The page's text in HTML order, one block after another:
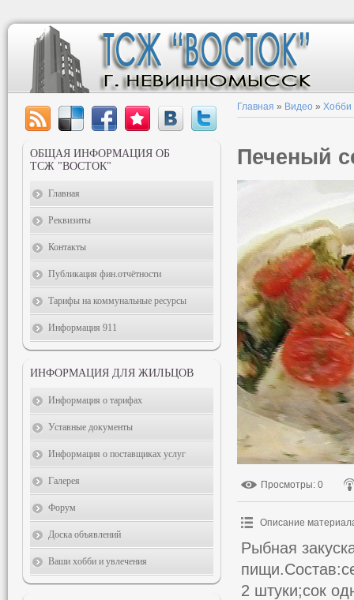
Главная » Видео » Хобби
Печеный
Просмотры: 0
Описание
Рыбная
2 штуки;сок
ОБЩАЯ ИНФОРМАЦИЯ ОБ
ТСЖ "ВОСТОК"
Главная
Реквизиты
Контакты
Публикация фин.отчётности
Тарифы на коммунальные ресурсы
Информация 911
ИНФОРМАЦИЯ ДЛЯ ЖИЛЬЦОВ
Информация о тарифах
Уставные документы
Информация о поставщиках услуг
Галерея
Форум
Доска объявлений
Ваши хобби и увлечения